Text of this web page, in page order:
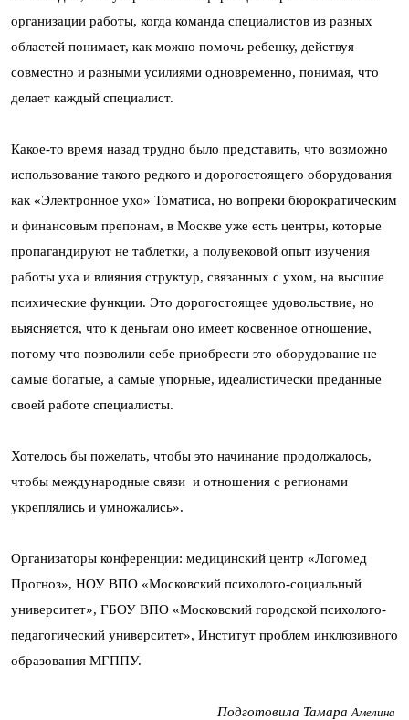
организации работы, когда команда специалистов из разных
областей понимает, как можно помочь ребенку, действуя
совместно и разными усилиями одновременно, понимая, что
делает каждый специалист.
Какое-то время назад трудно было представить, что возможно
использование такого редкого и дорогостоящего оборудования
как «Электронное ухо» Томатиса, но вопреки бюрократическим
и финансовым препонам, в Москве уже есть центры, которые
пропагандируют не таблетки, а полувековой опыт изучения
работы уха и влияния структур, связанных с ухом, на высшие
психические функции. Это дорогостоящее удовольствие, но
выясняется, что к деньгам оно имеет косвенное отношение,
потому что позволили себе приобрести это оборудование не
самые богатые, а самые упорные, идеалистически преданные
своей работе специалисты.
Хотелось бы пожелать, чтобы это начинание продолжалось,
чтобы международные связи и отношения с регионами
укреплялись и умножались».
Организаторы конференции: медицинский центр «Логомед
Прогноз», НОУ ВПО «Московский психолого-социальный
университет», ГБОУ ВПО «Московский городской психолого-
педагогический университет», Институт проблем инклюзивного
образования МГППУ.
Подготовила Тамара Амелина